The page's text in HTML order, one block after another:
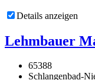
Details anzeigen
Lehmbauer
65388
Schlangenbad-